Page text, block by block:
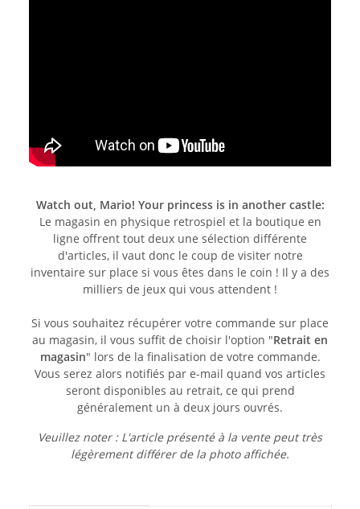
Watch out, Mario! Your princess is in another castle:
Le magasin en physique retrospiel et la boutique en
ligne offrent tout deux une sélection différente
d'articles, il vaut donc le coup de visiter notre
inventaire sur place si vous êtes dans le coin ! Il y a des
milliers de jeux qui vous attendent !
Si vous souhaitez récupérer votre commande sur place
au magasin, il vous suffit de choisir l'option "Retrait en
magasin" lors de la finalisation de votre commande.
Vous serez alors notifiés par e-mail quand vos articles
seront disponibles au retrait, ce qui prend
généralement un à deux jours ouvrés.
Veuillez noter : L'article présenté à la vente peut très
légèrement différer de la photo affichée.